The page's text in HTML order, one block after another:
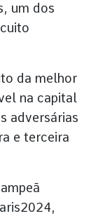
um dos
da melhor
na capital
adversárias
e terceira